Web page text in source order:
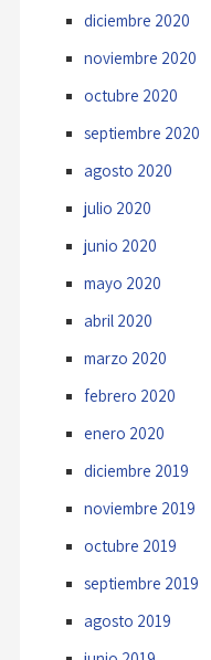
diciembre 2020
noviembre 2020
octubre 2020
septiembre 2020
agosto 2020
julio 2020
junio 2020
mayo 2020
abril 2020
marzo 2020
febrero 2020
enero 2020
diciembre 2019
noviembre 2019
octubre 2019
septiembre 2019
agosto 2019